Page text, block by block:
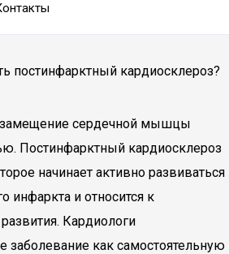
постинфарктный кардиосклероз?
замещение сердечной мышцы
Постинфарктный кардиосклероз
начинает активно развиваться
инфаркта и относится к
Кардиологи
заболевание как самостоятельную